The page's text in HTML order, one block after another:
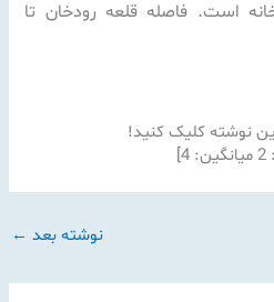
است. فاصله قلعه رودخان تا
این نوشته کلیک کنید!
2 میانگین:4
]
نوشته بعد ←